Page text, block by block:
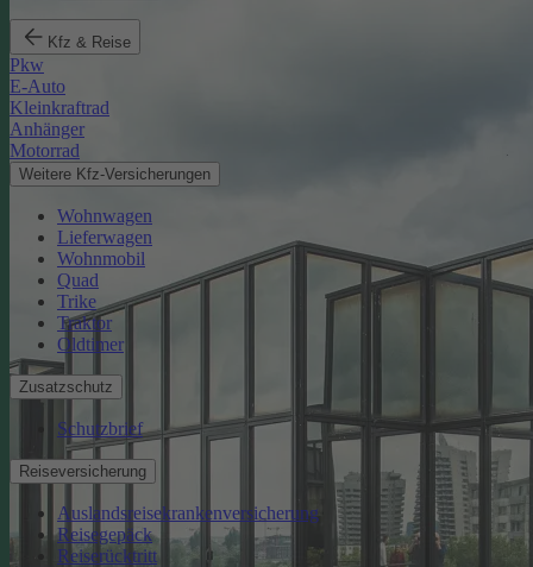
Kfz & Reise
Pkw
E-Auto
Kleinkraftrad
Anhänger
Motorrad
Weitere Kfz-Versicherungen
Wohnwagen
Lieferwagen
Wohnmobil
Quad
Trike
Traktor
Oldtimer
Zusatzschutz
Schutzbrief
Reiseversicherung
Auslandsreisekrankenversicherung
Reisegepäck
Reiserücktritt